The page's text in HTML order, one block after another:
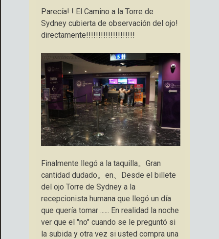
Parecía! ! El Camino a la Torre de
Sydney cubierta de observación del ojo!
directamente!!!!!!!!!!!!!!!!!!!!
Finalmente llegó a la taquilla。Gran
cantidad dudado。en、Desde el billete
del ojo Torre de Sydney a la
recepcionista humana que llegó un día
que quería tomar ...... En realidad la noche
ver que el "no" cuando se le preguntó si
la subida y otra vez si usted compra una